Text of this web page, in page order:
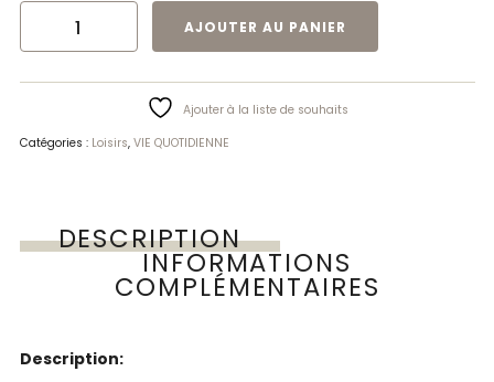
QUANTITÉ DE LOUPE DE LECTURE RECTANGULAIRE | VITILITY
AJOUTER AU PANIER
Ajouter à la liste de souhaits
Catégories : Loisirs, VIE QUOTIDIENNE
DESCRIPTION
INFORMATIONS
COMPLÉMENTAIRES
Description: